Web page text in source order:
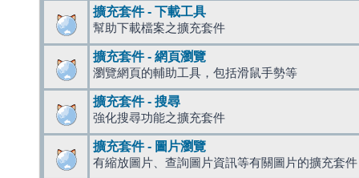
擴充套件 - 下載工具
幫助下載檔案之擴充套件
擴充套件 - 網頁瀏覽
瀏覽網頁的輔助工具，包括滑鼠手勢等
擴充套件 - 搜尋
強化搜尋功能之擴充套件
擴充套件 - 圖片瀏覽
有縮放圖片、查詢圖片資訊等有關圖片的擴充套件